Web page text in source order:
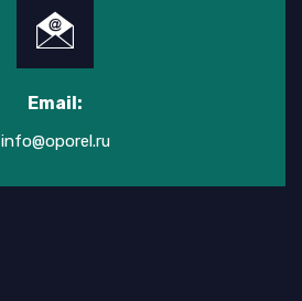
Email:
info@oporel.ru